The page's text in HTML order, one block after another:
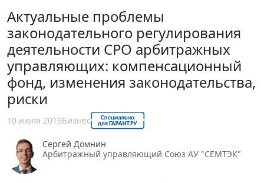
Актуальные проблемы
законодательного регулирования
деятельности СРО арбитражных
управляющих: компенсационный
фонд, изменения законодательства,
риски
10 июля 2019Бизнес
Сергей Домнин
Арбитражный управляющий Союз АУ "СЕМТЭК"